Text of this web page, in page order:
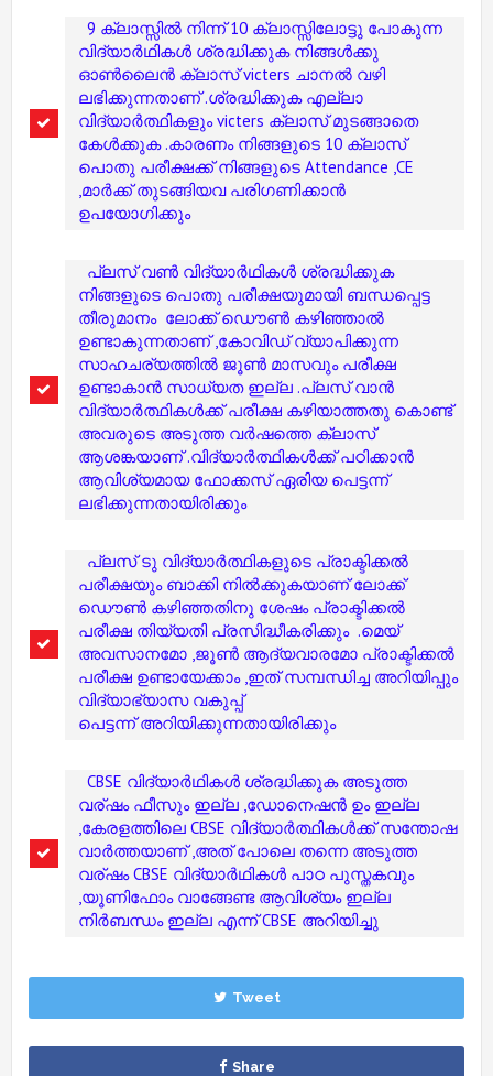
9 ക്ലാസ്സിൽ നിന്ന് 10 ക്ലാസ്സിലോട്ടു പോകുന്ന
വിദ്യാർഥികൾ ശ്രദ്ധിക്കുക നിങ്ങൾക്കു
ഓൺലൈൻ ക്ലാസ് victers ചാനൽ വഴി
ലഭിക്കുന്നതാണ് .ശ്രദ്ധിക്കുക എല്ലാ
വിദ്യാർത്ഥികളും victers ക്ലാസ് മുടങ്ങാതെ
കേൾക്കുക .കാരണം നിങ്ങളുടെ 10 ക്ലാസ്
പൊതു പരീക്ഷക്ക്‌ നിങ്ങളുടെ Attendance ,CE
,മാർക്ക് തുടങ്ങിയവ പരിഗണിക്കാൻ
ഉപയോഗിക്കും
പ്ലസ് വൺ വിദ്യാർഥികൾ ശ്രദ്ധിക്കുക
നിങ്ങളുടെ പൊതു പരീക്ഷയുമായി ബന്ധപ്പെട്ട
തീരുമാനം ലോക്ക് ഡൌൺ കഴിഞ്ഞാൽ
ഉണ്ടാകുന്നതാണ് ,കോവിഡ് വ്യാപിക്കുന്ന
സാഹചര്യത്തിൽ ജൂൺ മാസവും പരീക്ഷ
ഉണ്ടാകാൻ സാധ്യത ഇല്ല .പ്ലസ് വാൻ
വിദ്യാർത്ഥികൾക്ക് പരീക്ഷ കഴിയാത്തതു കൊണ്ട്
അവരുടെ അടുത്ത വർഷത്തെ ക്ലാസ്
ആശങ്കയാണ് .വിദ്യാർത്ഥികൾക്ക് പഠിക്കാൻ
ആവിശ്യമായ ഫോക്കസ് ഏരിയ പെട്ടന്ന്
ലഭിക്കുന്നതായിരിക്കും
പ്ലസ് ടു വിദ്യാർത്ഥികളുടെ പ്രാക്ടിക്കൽ
പരീക്ഷയും ബാക്കി നിൽക്കുകയാണ് ലോക്ക്
ഡൌൺ കഴിഞ്ഞതിനു ശേഷം പ്രാക്ടിക്കൽ
പരീക്ഷ തിയ്യതി പ്രസിദ്ധീകരിക്കും .മെയ്
അവസാനമോ ,ജൂൺ ആദ്യവാരമോ പ്രാക്ടിക്കൽ
പരീക്ഷ ഉണ്ടായേക്കാം ,ഇത് സമ്പന്ധിച്ച അറിയിപ്പും
വിദ്യാഭ്യാസ വകുപ്പ്
പെട്ടന്ന് അറിയിക്കുന്നതായിരിക്കും
CBSE വിദ്യാർഥികൾ ശ്രദ്ധിക്കുക അടുത്ത
വര്ഷം ഫീസും ഇല്ല ,ഡോനെഷൻ ഉം ഇല്ല
,കേരളത്തിലെ CBSE വിദ്യാർത്ഥികൾക്ക് സന്തോഷ
വാർത്തയാണ് ,അത് പോലെ തന്നെ അടുത്ത
വര്ഷം CBSE വിദ്യാർഥികൾ പാഠ പുസ്തകവും
,യൂണിഫോം വാങ്ങേണ്ട ആവിശ്യം ഇല്ല
നിർബന്ധം ഇല്ല എന്ന് CBSE അറിയിച്ചു
Tweet
Share